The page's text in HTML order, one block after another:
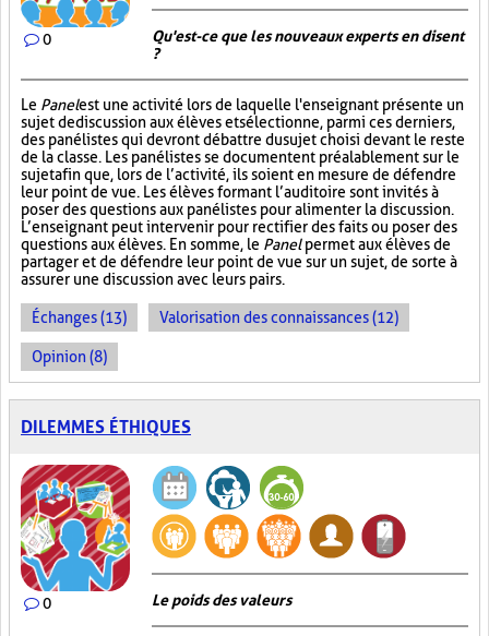
0
Qu'est-ce que les nouveaux experts en disent
?
Le Panelest une activité lors de laquelle l'enseignant présente un
sujet de discussion aux élèves et sélectionne, parmi ces derniers,
des panélistes qui devront débattre du sujet choisi devant le reste
de la classe. Les panélistes se documentent préalablement sur le
sujet afin que, lors de l’activité, ils soient en mesure de défendre
leur point de vue. Les élèves formant l’auditoire sont invités à
poser des questions aux panélistes pour alimenter la discussion.
L’enseignant peut intervenir pour rectifier des faits ou poser des
questions aux élèves. En somme, le Panelpermet aux élèves de
partager et de défendre leur point de vue sur un sujet, de sorte à
assurer une discussion avec leurs pairs.
Échanges (13) Valorisation des connaissances (12)
Opinion (8)
DILEMMES ÉTHIQUES
0 Le poids des valeurs